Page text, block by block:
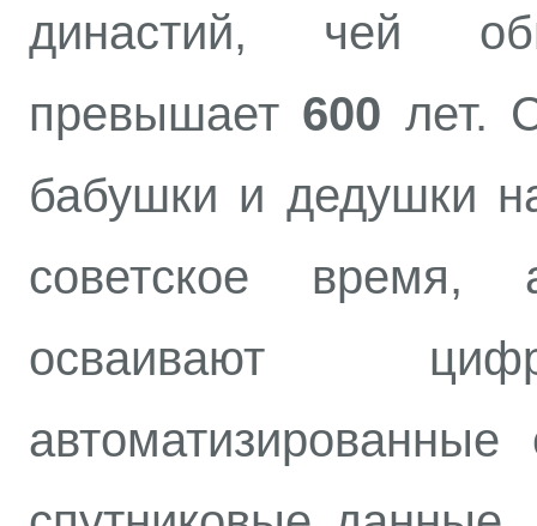
династий, чей
превышает 600 лет.
бабушки и дедушки
советское
осваивают